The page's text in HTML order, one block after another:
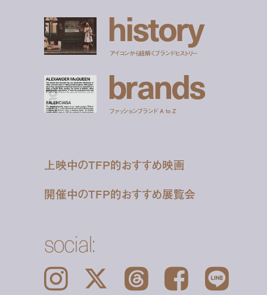
history
アイコンから紐解くブランドヒストリー
brands
ファッションブランド A to Z
上映中のTFP的おすすめ映画
開催中のTFP的おすすめ展覧会
social:
Instagram 𝕏 Threads Facebook LINE